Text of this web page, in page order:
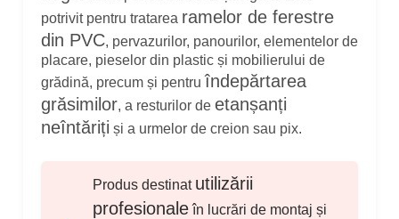
potrivit pentru tratarea ramelor de ferestre
din PVC, pervazurilor, panourilor, elementelor de
placare, pieselor din plastic și mobilierului de
grădină, precum și pentru îndepărtarea
grăsimilor, a resturilor de etanșanți
neîntăriți și a urmelor de creion sau pix.
Produs destinat utilizării
profesionaleîn lucrări de montaj și